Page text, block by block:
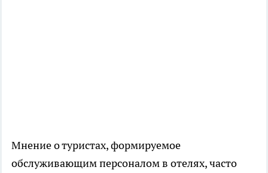
Мнение о туристах, формируемое
обслуживающим персоналом в отелях, часто